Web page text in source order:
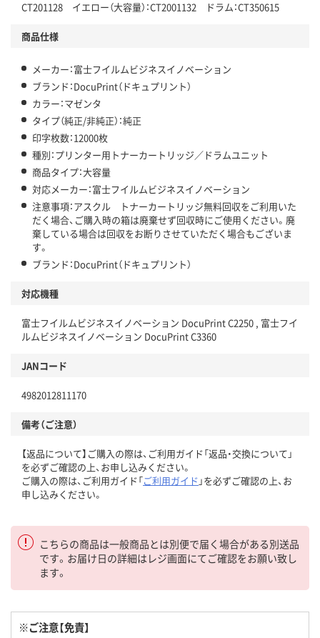
CT201128 イエロー（大容量）：CT2001132 ドラム：CT350615
商品仕様
メーカー：富士フイルムビジネスイノベーション
ブランド：DocuPrint（ドキュプリント）
カラー：マゼンタ
タイプ（純正/非純正）：純正
印字枚数：12000枚
種別：プリンター用トナーカートリッジ／ドラムユニット
商品タイプ：大容量
対応メーカー：富士フイルムビジネスイノベーション
注意事項：アスクル トナーカートリッジ無料回収をご利用いた
だく場合、ご購入時の箱は廃棄せず回収時にご使用ください。廃
棄している場合は回収をお断りさせていただく場合もございま
す。
ブランド：DocuPrint（ドキュプリント）
対応機種
富士フイルムビジネスイノベーション DocuPrint C2250 , 富士フイ
ルムビジネスイノベーション DocuPrint C3360
JANコード
4982012811170
備考（ご注意）
【返品について】ご購入の際は、ご利用ガイド「返品・交換について」
を必ずご確認の上、お申し込みください。
ご購入の際は、ご利用ガイド「ご利用ガイド 」を必ずご確認の上、お
申し込みください。
こちらの商品は一般商品とは別便で届く場合がある別送品
です。お届け日の詳細はレジ画面にてご確認をお願い致し
ます。
※ご注意【免責】